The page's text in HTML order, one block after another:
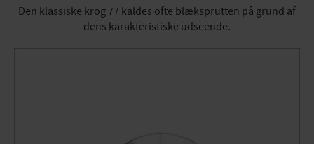
Den klassiske krog 77 kaldes ofte blæksprutten på grund af
dens karakteristiske udseende.